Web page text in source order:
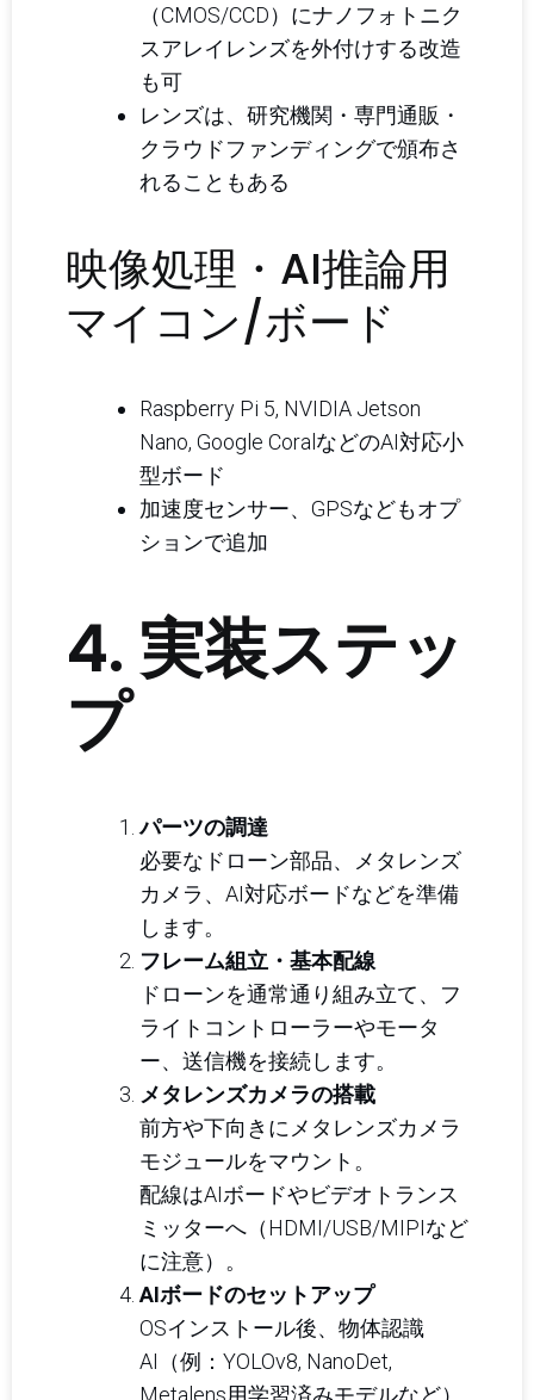
（CMOS/CCD）にナノフォトニク
スアレイレンズを外付けする改造
も可
レンズは、研究機関・専門通販・
クラウドファンディングで頒布さ
れることもある
映像処理・AI推論用
マイコン/ボード
Raspberry Pi 5, NVIDIA Jetson
Nano, Google CoralなどのAI対応小
型ボード
加速度センサー、GPSなどもオプ
ションで追加
4. 実装ステッ
プ
パーツの調達
必要なドローン部品、メタレンズ
カメラ、AI対応ボードなどを準備
します。
フレーム組立・基本配線
ドローンを通常通り組み立て、フ
ライトコントローラーやモータ
ー、送信機を接続します。
メタレンズカメラの搭載
前方や下向きにメタレンズカメラ
モジュールをマウント。
配線はAIボードやビデオトランス
ミッターへ（HDMI/USB/MIPIなど
に注意）。
AIボードのセットアップ
OSインストール後、物体認識
AI（例：YOLOv8, NanoDet,